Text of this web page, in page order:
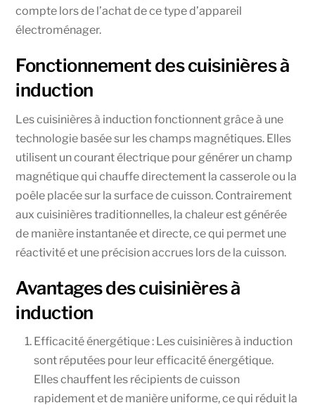
compte lors de l’achat de ce type d’appareil
électroménager.
Fonctionnement des cuisinières à
induction
Les cuisinières à induction fonctionnent grâce à une
technologie basée sur les champs magnétiques. Elles
utilisent un courant électrique pour générer un champ
magnétique qui chauffe directement la casserole ou la
poêle placée sur la surface de cuisson. Contrairement
aux cuisinières traditionnelles, la chaleur est générée
de manière instantanée et directe, ce qui permet une
réactivité et une précision accrues lors de la cuisson.
Avantages des cuisinières à
induction
Efficacité énergétique : Les cuisinières à induction
sont réputées pour leur efficacité énergétique.
Elles chauffent les récipients de cuisson
rapidement et de manière uniforme, ce qui réduit la